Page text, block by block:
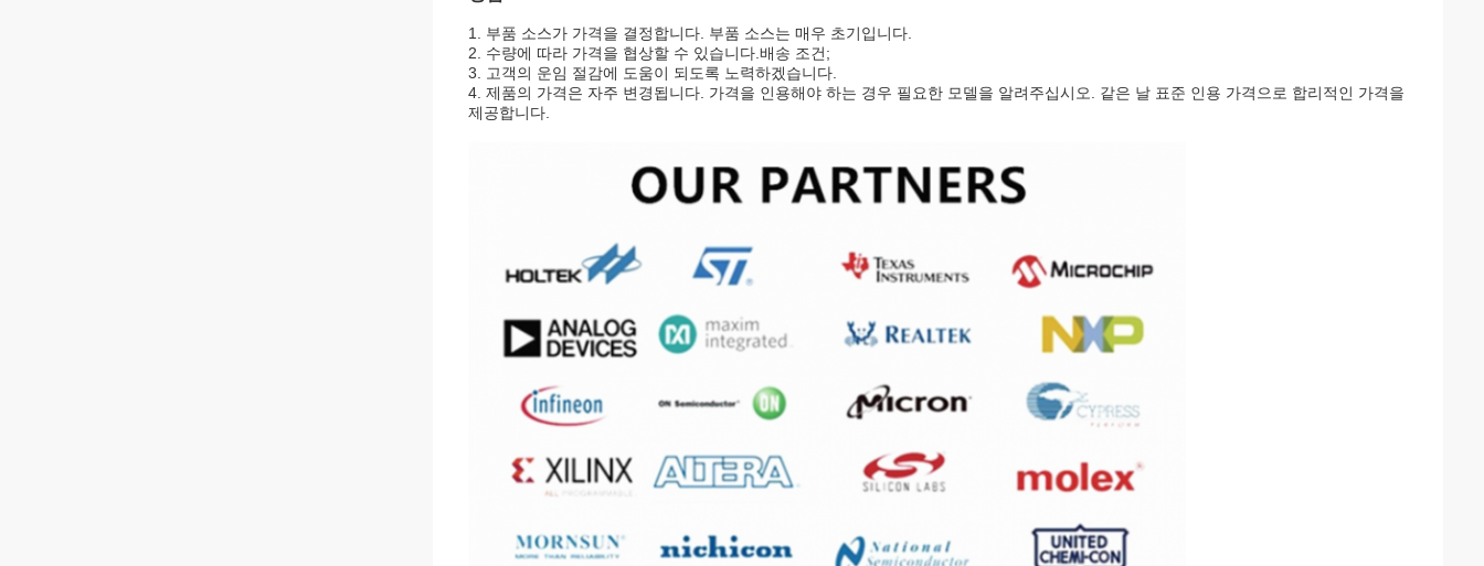
1. 부품 소스가 가격을 결정합니다. 부품 소스는 매우 초기입니다.
2. 수량에 따라 가격을 협상할 수 있습니다.배송 조건;
3. 고객의 운임 절감에 도움이 되도록 노력하겠습니다.
4. 제품의 가격은 자주 변경됩니다. 가격을 인용해야 하는 경우 필요한 모델을 알려주십시오. 같은 날 표준 인용 가격으로 합리적인 가격을
제공합니다.